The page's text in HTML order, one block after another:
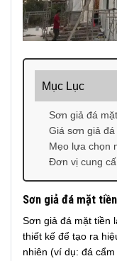
Mục Lục
Sơn giả đá
Giá sơn giả
Mẹo lựa chọn
Đơn vị cung
Sơn giả đá mặt
Sơn giả đá mặt tiền
thiết kế để tạo ra
nhiên (ví dụ: đá